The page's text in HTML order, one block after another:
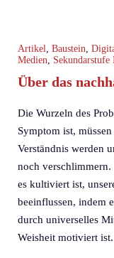
Artikel Baustein
Medien
Sekundarstufe
Über das
Die Wurzeln des
Symptom ist,
Verständnis werden
noch verschlimmern.
es kultiviert ist,
beeinflussen, indem
durch universelles
Weisheit motiviert ist.